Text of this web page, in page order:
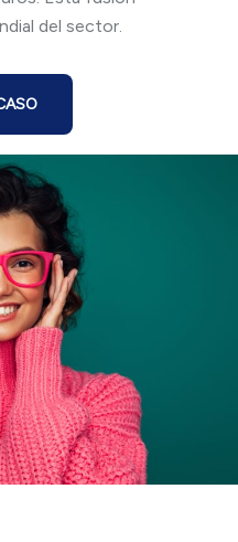
del sector.